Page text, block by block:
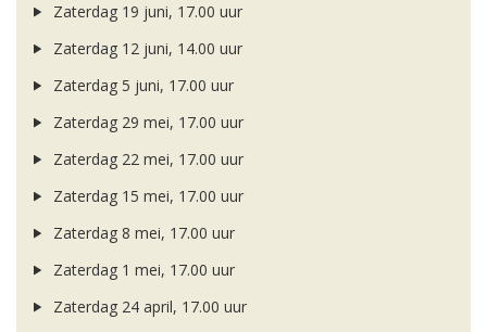
Zaterdag 19 juni, 17.00 uur
Zaterdag 12 juni, 14.00 uur
Zaterdag 5 juni, 17.00 uur
Zaterdag 29 mei, 17.00 uur
Zaterdag 22 mei, 17.00 uur
Zaterdag 15 mei, 17.00 uur
Zaterdag 8 mei, 17.00 uur
Zaterdag 1 mei, 17.00 uur
Zaterdag 24 april, 17.00 uur